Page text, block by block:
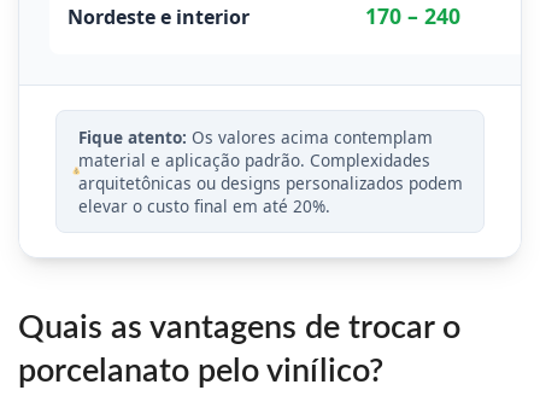
Nordeste e interior 170 – 240
Fique atento: Os valores acima contemplam
material e aplicação padrão. Complexidades
arquitetônicas ou designs personalizados podem
elevar o custo final em até 20%.
Quais as vantagens de trocar o
porcelanato pelo vinílico?